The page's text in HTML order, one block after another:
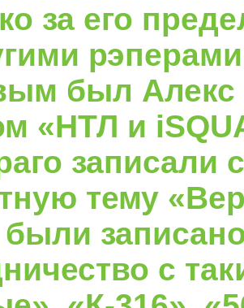
за его
был Алекс
«НТЛ и
записали
тему
были
с